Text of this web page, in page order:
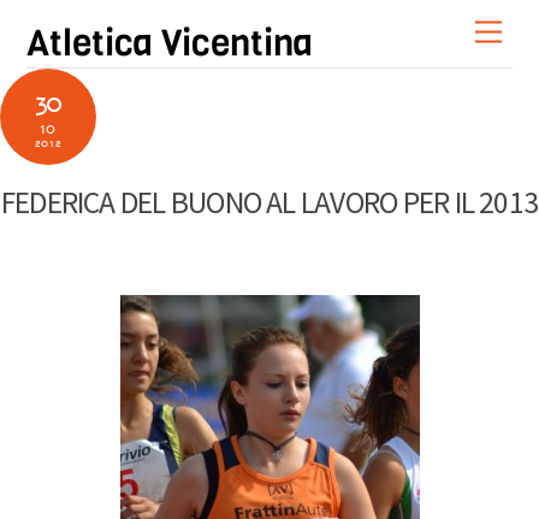
content
Atletica Vicentina
30
10
2012
FEDERICA DEL BUONO AL LAVORO PER IL 2013